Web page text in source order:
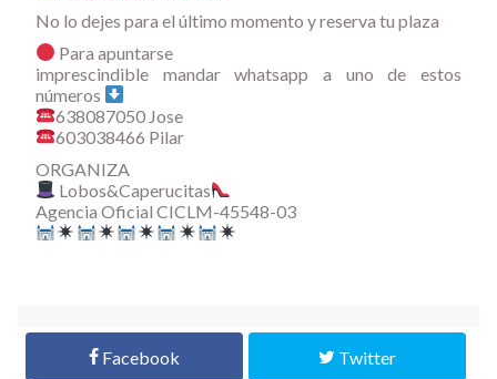
No lo dejes para el último momento y reserva tu plaza
Para apuntarse
imprescindible mandar whatsapp a uno de estos
números
638087050 Jose
603038466 Pilar
ORGANIZA
Lobos&Caperucitas
Agencia Oficial CICLM-45548-03
Facebook Twitter